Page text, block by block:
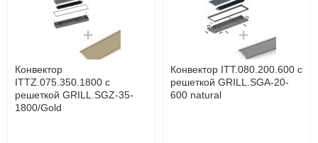
до подъезда
услуга платная
с решеткой GRILL.LGA-20-
1400 natural
28 842
Подробнее
с решеткой GRILL.LGA-20-
1300 natural
27 253
Конвектор
ITTZ.075.350.1800 с
решеткой GRILL.SGZ-35-
1800/Gold
Конвектор ITT.080.200.600 с
решеткой GRILL.SGA-20-
600 natural